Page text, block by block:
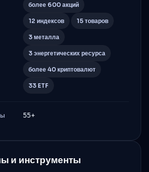
более 600 акций
12 индексов 15 товаров
3 металла
3 энергетических ресурса
более 40 криптовалют
33 ETF
55+
и инструменты